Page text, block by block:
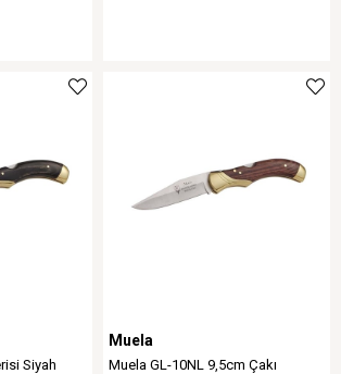
Siyah
Muela
Muela GL-10NL 9,5cm Çakı